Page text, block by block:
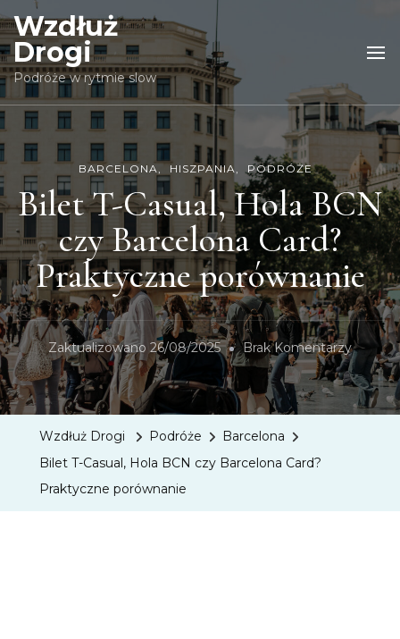
Wzdłuż
Drogi
Podróże w rytmie slow
BARCELONA HISZPANIA PODRÓŻE
Bilet T-Casual, Hola BCN
czy Barcelona Card?
Praktyczne porównanie
Zaktualizowano 26/08/2025 Brak Komentarzy
Wzdłuż Drogi Podróże
Barcelona
Bilet T-Casual, Hola BCN czy Barcelona Card?
Praktyczne porównanie